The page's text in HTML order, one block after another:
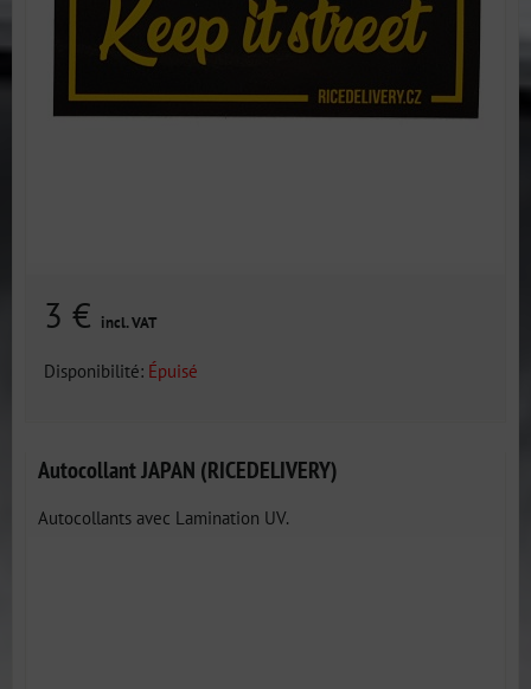
3 € incl. VAT
Disponibilité: Épuisé
Autocollant JAPAN (RICEDELIVERY)
Autocollants avec Lamination UV.